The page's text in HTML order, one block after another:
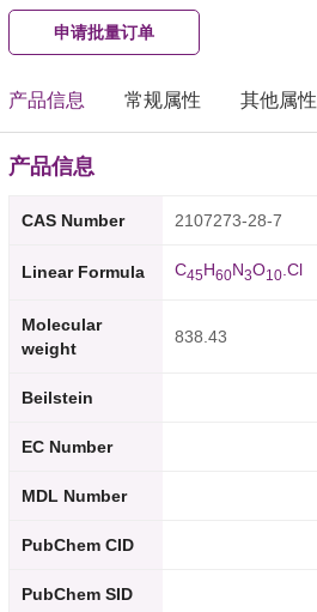
申请批量订单
产品信息 常规属性 其他属性
产品信息
CAS Number 2107273-28-7
Linear Formula C45H60N3O1 0 .Cl
Molecular
weight
838.43
Beilstein
EC Number
MDL Number
PubChem CID
PubChem SID